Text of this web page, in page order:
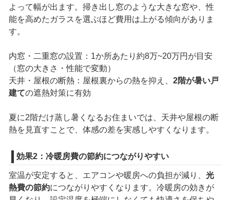
よって幅が出ます。掃き出し窓のような大きな窓や、性
能を高めたガラスを選ぶほど費用は上がる傾向がありま
す。
内窓・二重窓の設置：1か所あたり約8万~20万円が目安
（窓の大きさ・性能で変動）
天井・屋根の断熱：屋根裏からの熱を抑え、 2階が暑い戸
建ての遮熱対策に有効
夏に2階だけ蒸し暑くなるお住まいでは、天井や屋根の断
熱を見直すことで、体感の差を実感しやすくなります。
効果2：冷暖房費の節約につながりやすい
室温が安定すると、エアコンや暖房への負担が減り、 光
熱費の節約につながりやすくなります。冷暖房の効きが